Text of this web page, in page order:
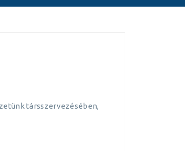
társszervezésében,